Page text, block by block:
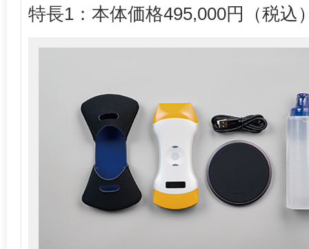
特長1：本体価格495,000円（税込